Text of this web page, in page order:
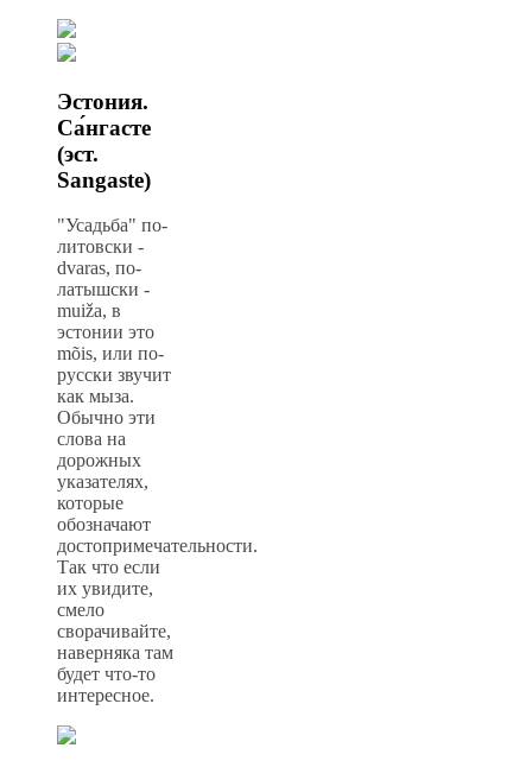
Эстония.
Са́нгасте
(эст.
Sangaste)
"Усадьба" по-
литовски -
dvaras, по-
латышски -
muiža, в
эстонии это
mõis, или по-
русски звучит
как мыза.
Обычно эти
слова на
дорожных
указателях,
которые
обозначают
достопримечательности.
Так что если
их увидите,
смело
сворачивайте,
наверняка там
будет что-то
интересное.